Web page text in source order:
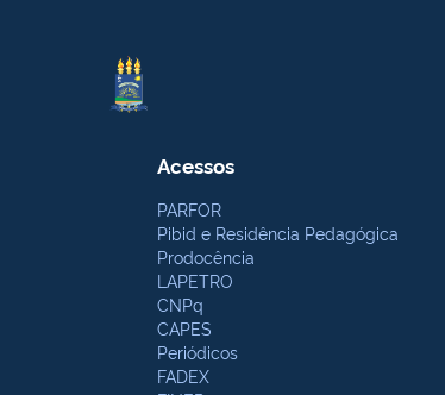
Acessos
PARFOR
Pibid e Residência Pedagógica
Prodocência
LAPETRO
CNPq
CAPES
Periódicos
FADEX